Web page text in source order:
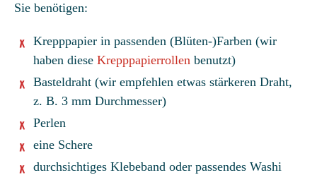
Sie benötigen:
Krepppapier in passenden (Blüten-)Farben (wir
haben diese Krepppapierrollen benutzt)
Basteldraht (wir empfehlen etwas stärkeren Draht,
z. B. 3 mm Durchmesser)
Perlen
eine Schere
durchsichtiges Klebeband oder passendes Washi